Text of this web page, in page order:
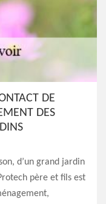
DE
DES
d’un grand jardin
père et fils est